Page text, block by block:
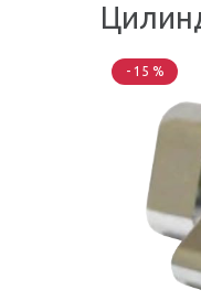
- 15 %